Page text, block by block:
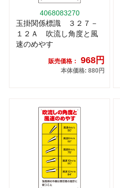
4068083270
玉掛関係標識 ３２７－
１２Ａ 吹流し角度と風
速のめやす
販売価格： 968円
本体価格: 880円